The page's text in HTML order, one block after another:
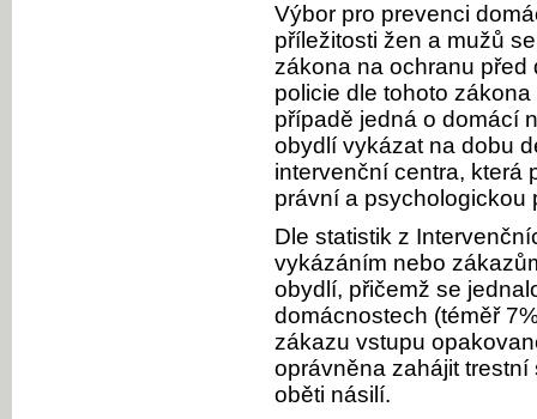
Výbor pro prevenci
příležitosti žen a mužů
zákona na ochranu před
policie dle tohoto
případě jedná o domácí
obydlí vykázat na dobu
intervenční centra, která
právní a psychologickou
Dle statistik z
vykázáním nebo
obydlí, přičemž se
domácnostech (téměř
zákazu vstupu
oprávněna zahájit
oběti násilí.